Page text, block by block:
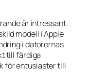
är intressant.
modell i Apple
i datorernas
till färdiga
för entusiaster till